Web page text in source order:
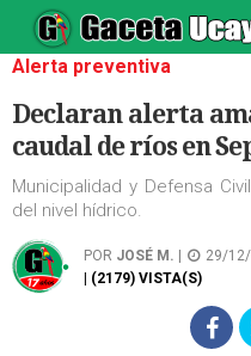
Alerta preventiva
Declaran alerta
caudal de ríos en
Municipalidad y Defensa
del nivel hídrico.
POR JOSÉ M. 29/12/
| (2179) VISTA(S)